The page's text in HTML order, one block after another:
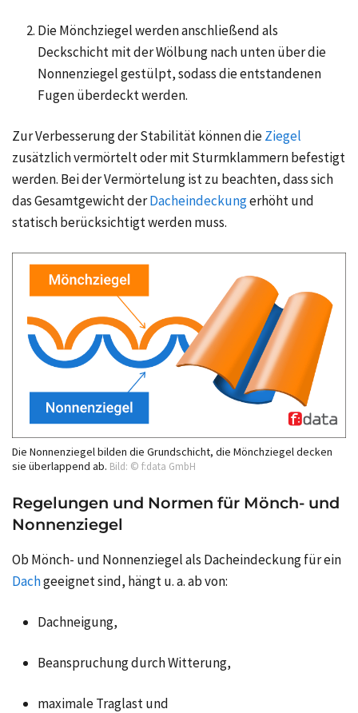
Die Mönchziegel werden anschließend als
Deckschicht mit der Wölbung nach unten über die
Nonnenziegel gestülpt, sodass die entstandenen
Fugen überdeckt werden.
Zur Verbesserung der Stabilität können dieZiegel
zusätzlich vermörtelt oder mit Sturmklammern befestigt
werden. Bei der Vermörtelung ist zu beachten, dass sich
das Gesamtgewicht derDacheindeckungerhöht und
statisch berücksichtigt werden muss.
Die Nonnenziegel bilden die Grundschicht, die Mönchziegel decken
sie überlappend ab. Bild: © f:data GmbH
Regelungen und Normen für Mönch- und
Nonnenziegel
Ob Mönch- und Nonnenziegel als Dacheindeckung für ein
Dachgeeignet sind, hängt u. a. ab von:
Dachneigung,
Beanspruchung durch Witterung,
maximale Traglast und